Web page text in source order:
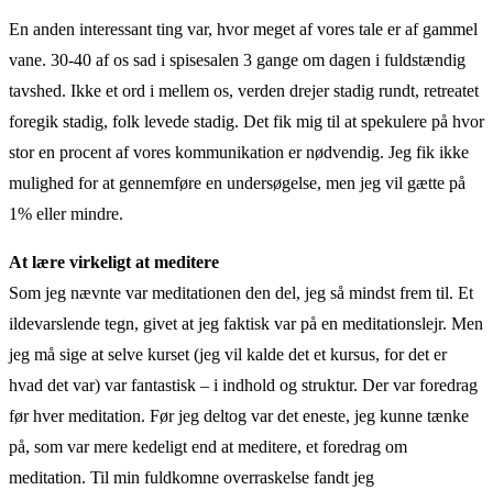
En anden interessant ting var, hvor meget af vores tale er af gammel
vane. 30-40 af os sad i spisesalen 3 gange om dagen i fuldstændig
tavshed. Ikke et ord i mellem os, verden drejer stadig rundt, retreatet
foregik stadig, folk levede stadig. Det fik mig til at spekulere på hvor
stor en procent af vores kommunikation er nødvendig. Jeg fik ikke
mulighed for at gennemføre en undersøgelse, men jeg vil gætte på
1% eller mindre.
At lære virkeligt at meditere
Som jeg nævnte var meditationen den del, jeg så mindst frem til. Et
ildevarslende tegn, givet at jeg faktisk var på en meditationslejr. Men
jeg må sige at selve kurset (jeg vil kalde det et kursus, for det er
hvad det var) var fantastisk – i indhold og struktur. Der var foredrag
før hver meditation. Før jeg deltog var det eneste, jeg kunne tænke
på, som var mere kedeligt end at meditere, et foredrag om
meditation. Til min fuldkomne overraskelse fandt jeg